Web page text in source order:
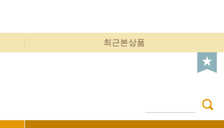
최근본상품